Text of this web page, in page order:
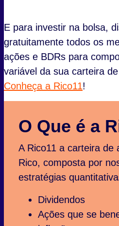
E para investir na bolsa,
gratuitamente todos os
ações e BDRs para
variável da sua carteira
Conheça a Rico11!
O Que é a
A Rico11 a carteira de
Rico, composta por
estratégias
Dividendos
Ações que se